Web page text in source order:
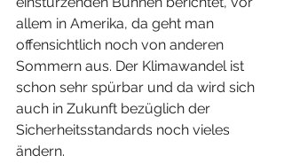
allem in Amerika, da geht man
offensichtlich noch von anderen
Sommern aus. Der Klimawandel ist
schon sehr spürbar und da wird sich
auch in Zukunft bezüglich der
Sicherheitsstandards noch vieles
ändern.